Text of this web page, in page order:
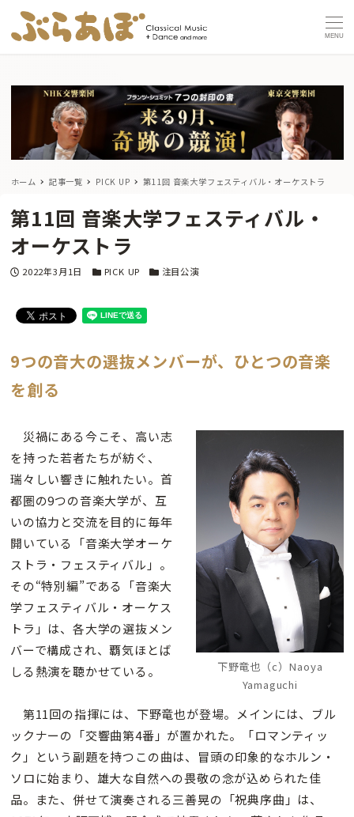
MENU
ホーム 記事一覧 PICK UP 第11回 音楽大学フェスティバル・オーケストラ
第11回 音楽大学フェスティバル・
オーケストラ
投稿日
2022年3月1日 カテゴリー
PICK UP カテゴリー
注目公演
9つの音大の選抜メンバーが、ひとつの音楽
を創る
下野竜也（c）Naoya
Yamaguchi
災禍にある今こそ、高い志
を持った若者たちが紡ぐ、
瑞々しい響きに触れたい。首
都圏の9つの音楽大学が、互
いの協力と交流を目的に毎年
開いている「音楽大学オーケ
ストラ・フェスティバル」。
その“特別編”である「音楽大
学フェスティバル・オーケス
トラ」は、各大学の選抜メン
バーで構成され、覇気ほとば
しる熱演を聴かせている。
第11回の指揮には、下野竜也が登場。メインには、ブル
ックナーの「交響曲第4番」が置かれた。「ロマンティッ
ク」という副題を持つこの曲は、冒頭の印象的なホルン・
ソロに始まり、雄大な自然への畏敬の念が込められた佳
品。また、併せて演奏される三善晃の「祝典序曲」は、